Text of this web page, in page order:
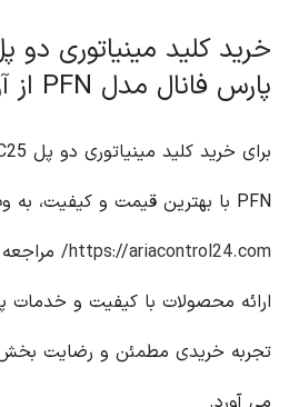
پارس فانال مدل PFN از آریا کنترل
PFN با بهترین قیمت و کیفیت، به وب سایت آریا کنترل
https://ariacontrol24.com/
ارائه محصولات با کیفیت و خدمات
تجربه خریدی مطمئن و رضایت بخش